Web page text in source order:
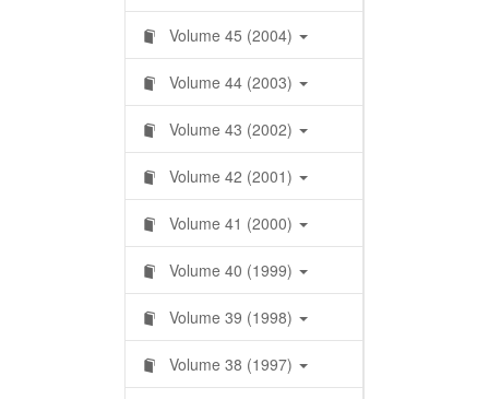
Volume 45 (2004)
Volume 44 (2003)
Volume 43 (2002)
Volume 42 (2001)
Volume 41 (2000)
Volume 40 (1999)
Volume 39 (1998)
Volume 38 (1997)